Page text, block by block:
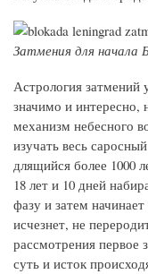
Затмения для начала
Астрология затмений
значимо и интересно,
механизм небесного
изучать весь
длящийся более 1000
18 лет и 10 дней
фазу и затем
исчезнет, не
рассмотрения первое
суть и исток